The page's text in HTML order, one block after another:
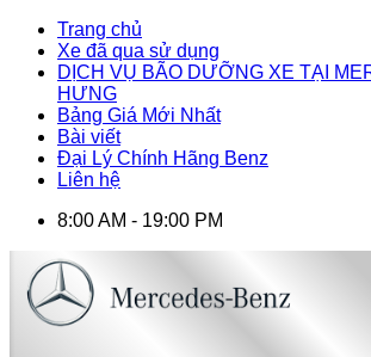
Trang chủ
Xe đã qua sử dụng
DỊCH VỤ BÃO DƯỠNG XE TẠI
HƯNG
Bảng Giá Mới Nhất
Bài viết
Đại Lý Chính Hãng Benz
Liên hệ
8:00 AM - 19:00 PM